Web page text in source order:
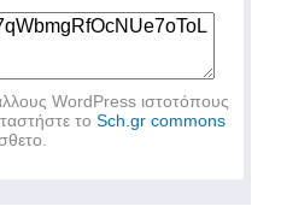
WordPress ιστοτόπους
το Sch.gr commons